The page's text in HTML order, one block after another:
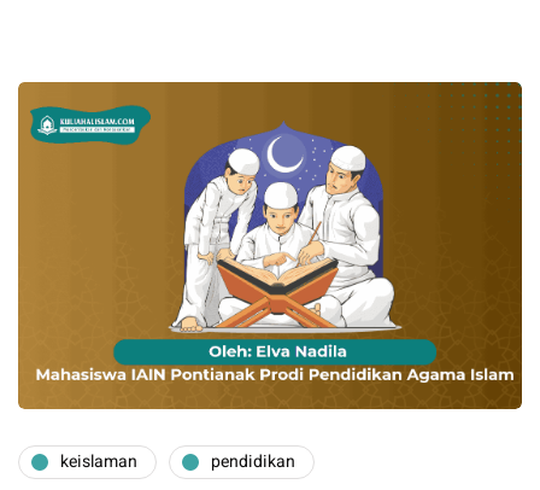
keislaman pendidikan